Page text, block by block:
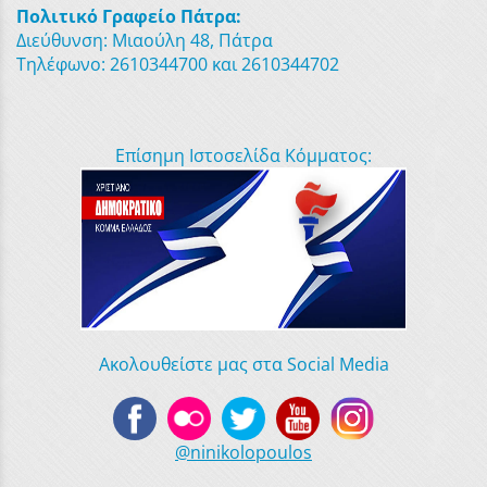
Πολιτικό Γραφείο Πάτρα:
Διεύθυνση: Μιαούλη 48, Πάτρα
Τηλέφωνο: 2610344700 και 2610344702
Επίσημη Ιστοσελίδα Κόμματος:
Ακολουθείστε μας στα Social Media
@ninikolopoulos